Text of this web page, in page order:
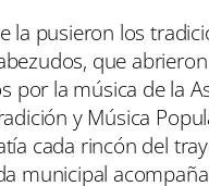
la pusieron los
que
por la música de la
y Música
cada rincón del
municipal